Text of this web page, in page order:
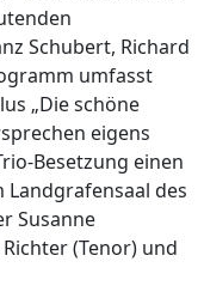
Schubert, Richard
umfasst
„Die schöne
eigens
Besetzung einen
Landgrafensaal des
Susanne
(Tenor) und